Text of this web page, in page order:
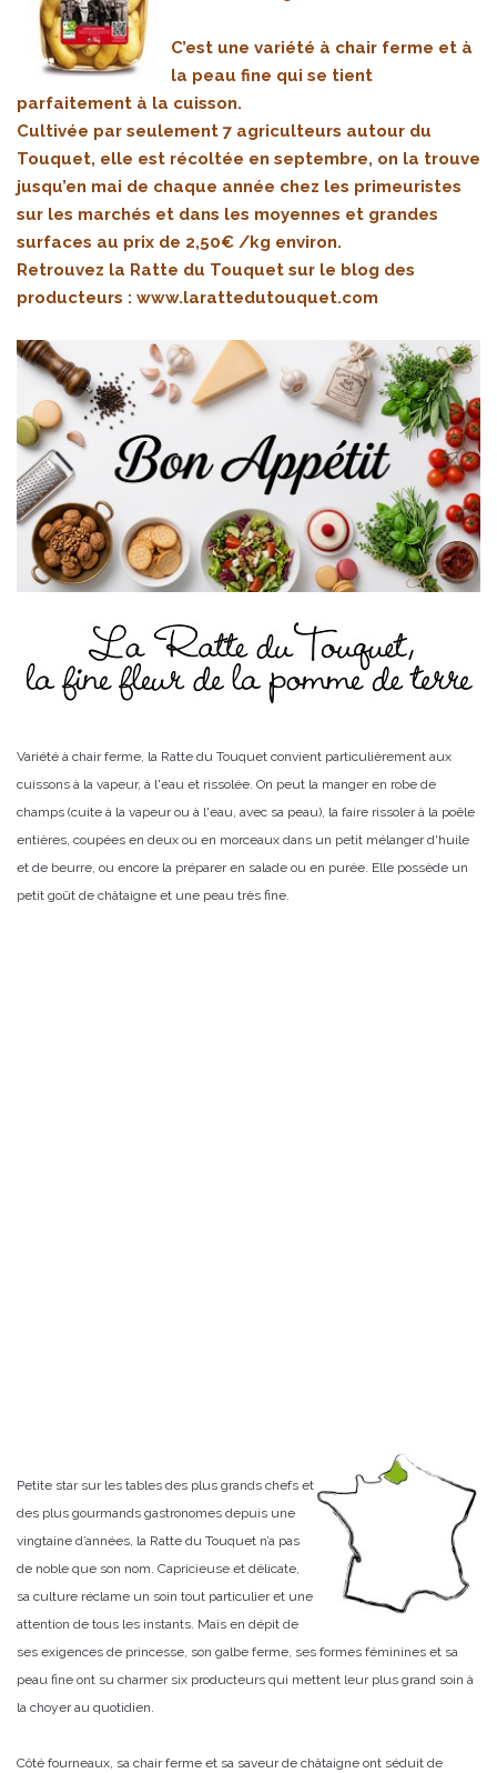
C’est une variété à chair ferme et à
la peau fine qui se tient
parfaitement à la cuisson.
Cultivée par seulement 7 agriculteurs autour du
Touquet, elle est récoltée en septembre, on la trouve
jusqu’en mai de chaque année chez les primeuristes
sur les marchés et dans les moyennes et grandes
surfaces au prix de 2,50€ /kg environ.
Retrouvez la Ratte du Touquet sur le blog des
producteurs : www.larattedutouquet.com
Variété à chair ferme, la Ratte du Touquet convient particulièrement aux
cuissons à la vapeur, à l'eau et rissolée. On peut la manger en robe de
champs (cuite à la vapeur ou à l'eau, avec sa peau), la faire rissoler à la poêle
entières, coupées en deux ou en morceaux dans un petit mélanger d'huile
et de beurre, ou encore la préparer en salade ou en purée. Elle possède un
petit goût de châtaigne et une peau très fine.
Petite star sur les tables des plus grands chefs et
des plus gourmands gastronomes depuis une
vingtaine d’années, la Ratte du Touquet n’a pas
de noble que son nom. Capricieuse et délicate,
sa culture réclame un soin tout particulier et une
attention de tous les instants. Mais en dépit de
ses exigences de princesse, son galbe ferme, ses formes féminines et sa
peau fine ont su charmer six producteurs qui mettent leur plus grand soin à
la choyer au quotidien.
Côté fourneaux, sa chair ferme et sa saveur de châtaigne ont séduit de